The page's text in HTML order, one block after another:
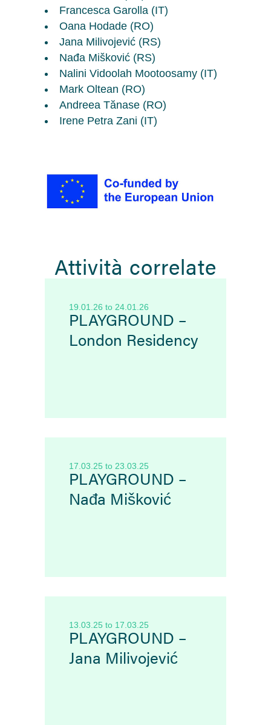
Francesca Garolla (IT)
Oana Hodade (RO)
Jana Milivojević (RS)
Nađa Mišković (RS)
Nalini Vidoolah Mootoosamy (IT)
Mark Oltean (RO)
Andreea Tănase (RO)
Irene Petra Zani (IT)
Attività correlate
19.01.26 to 24.01.26
PLAYGROUND –
London Residency
17.03.25 to 23.03.25
PLAYGROUND –
Nađa Mišković
13.03.25 to 17.03.25
PLAYGROUND –
Jana Milivojević